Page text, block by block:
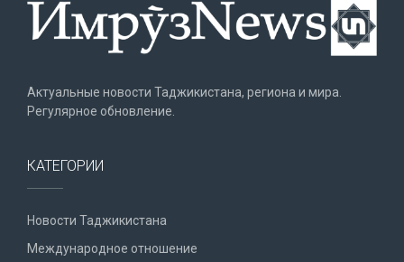
Актуальные новости Таджикистана, региона и мира.
Регулярное обновление.
КАТЕГОРИИ
Новости Таджикистана
Международное отношение